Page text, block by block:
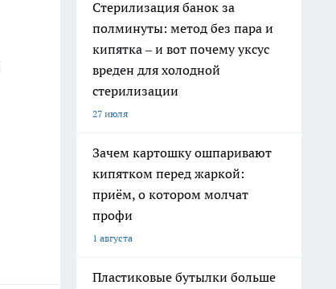
Стерилизация банок за
полминуты: метод без пара и
кипятка – и вот почему уксус
вреден для холодной
стерилизации
27 июля
Зачем картошку ошпаривают
кипятком перед жаркой:
приём, о котором молчат
профи
1 августа
Пластиковые бутылки больше